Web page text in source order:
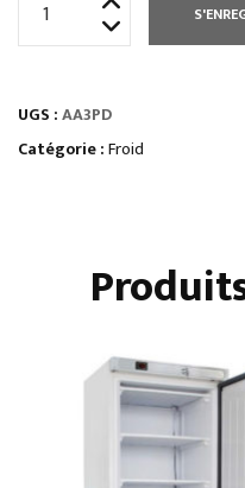
série
star
évaporateur
UGS :AA3PD
Catégorie :Froid